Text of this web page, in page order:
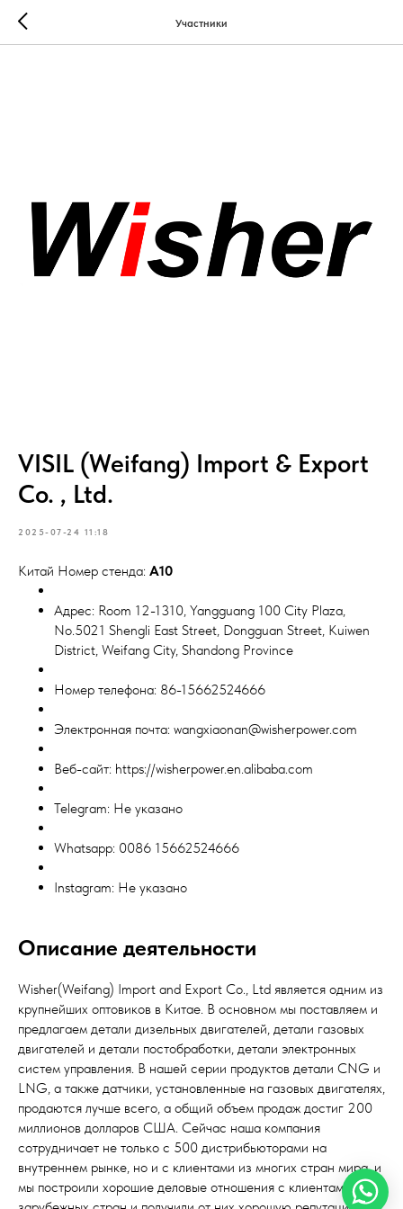
Участники
VISIL (Weifang) Import & Export
Co. , Ltd.
2025-07-24 11:18
Китай Номер стенда: A10
Адрес: Room 12-1310, Yangguang 100 City Plaza,
No.5021 Shengli East Street, Dongguan Street, Kuiwen
District, Weifang City, Shandong Province
Номер телефона: 86-15662524666
Электронная почта: wangxiaonan@wisherpower.com
Веб-сайт: https://wisherpower.en.alibaba.com
Telegram: Не указано
Whatsapp: 0086 15662524666
Instagram: Не указано
Описание деятельности
Wisher(Weifang) Import and Export Co., Ltd является одним из
крупнейших оптовиков в Китае. В основном мы поставляем и
предлагаем детали дизельных двигателей, детали газовых
двигателей и детали постобработки, детали электронных
систем управления. В нашей серии продуктов детали CNG и
LNG, а также датчики, установленные на газовых двигателях,
продаются лучше всего, а общий объем продаж достиг 200
миллионов долларов США. Сейчас наша компания
сотрудничает не только с 500 дистрибьюторами на
внутреннем рынке, но и с клиентами из многих стран мира, и
мы построили хорошие деловые отношения с клиентами из